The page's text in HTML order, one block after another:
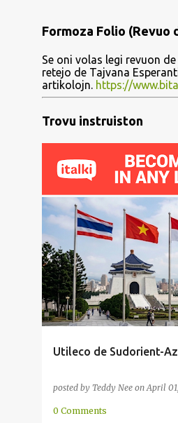
P
o
s
t
Formoza Folio (Revuo
Se oni volas legi revuon
retejo de Tajvana
artikolojn. https://
Trovu instruiston
Utileco de Sudorient-
posted by Teddy Nee onApril
LABORO MERKATO
SERVO
0 Comments